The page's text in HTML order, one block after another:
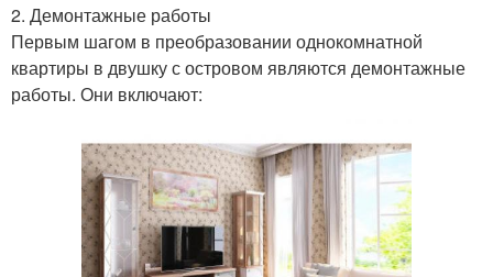
2. Демонтажные работы
Первым шагом в преобразовании однокомнатной
квартиры в двушку с островом являются демонтажные
работы. Они включают: